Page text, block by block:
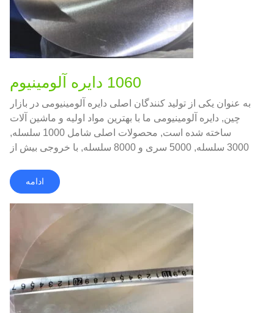
1060 دایره آلومینیوم
به عنوان یکی از تولید کنندگان اصلی دایره آلومینیومی در بازار
چین, دایره آلومینیومی ما با بهترین مواد اولیه و ماشین آلات
ساخته شده است, محصولات اصلی شامل 1000 سلسله,
3000 سلسله, 5000 سری و 8000 سلسله, با خروجی بیش از
ادامه